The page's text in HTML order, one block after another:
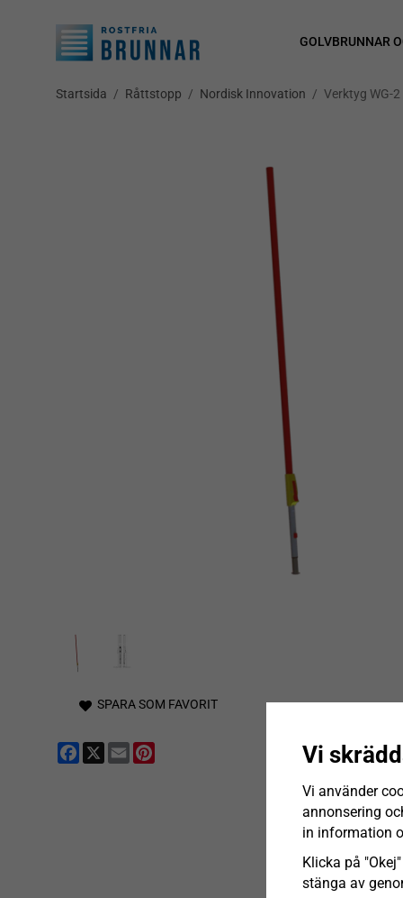
GOLVBRUNNAR
Startsida / Råttstopp / Nordisk Innovation / Verktyg WG-
SPARA SOM FAVORIT
Facebook
X Email Vi
Vi använder
annonsering
in information
Klicka på
stänga av